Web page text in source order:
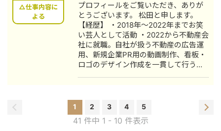
△仕事内容に
よる
プロフィールをご覧いただき、ありが
とうございます。 松田と申します。
【経歴】 ・2018年〜2022年までお笑
い芸人として活動 ・2022から不動産会
社に就職。自社が扱う不動産の広告運
用、新規企業PR用の動画制作、看板・
ロゴのデザイン作成を一貫して行う。
2024年からtripod代表として個人事業
主として活動。
1 2 3 4 5
41 件中 1 - 10 件表示